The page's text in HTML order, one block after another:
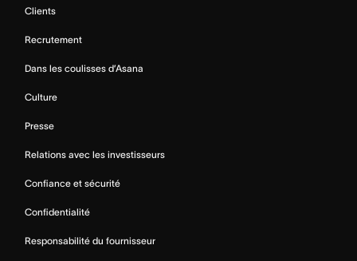
Clients
Recrutement
Dans les coulisses d’Asana
Culture
Presse
Relations avec les investisseurs
Confiance et sécurité
Confidentialité
Responsabilité du fournisseur